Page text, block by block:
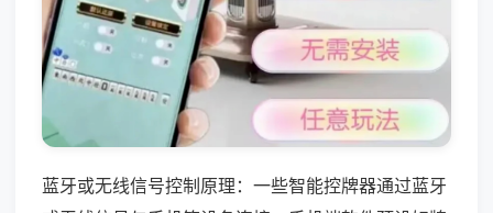
蓝牙或无线信号控制原理：一些智能控牌器通过蓝牙